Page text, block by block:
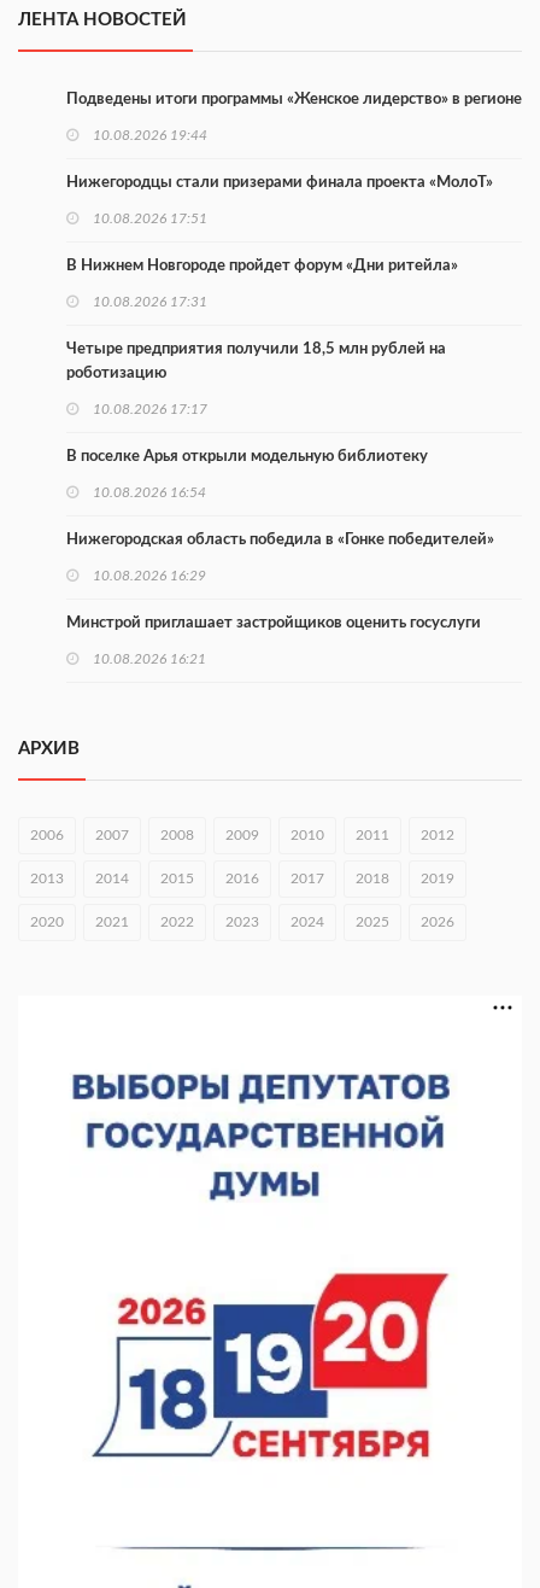
ЛЕНТА НОВОСТЕЙ
Подведены итоги программы «Женское лидерство» в регионе
10.08.2026 19:44
Нижегородцы стали призерами финала проекта «МолоТ»
10.08.2026 17:51
В Нижнем Новгороде пройдет форум «Дни ритейла»
10.08.2026 17:31
Четыре предприятия получили 18,5 млн рублей на
роботизацию
10.08.2026 17:17
В поселке Арья открыли модельную библиотеку
10.08.2026 16:54
Нижегородская область победила в «Гонке победителей»
10.08.2026 16:29
Минстрой приглашает застройщиков оценить госуслуги
10.08.2026 16:21
нас»
10.08.2026 13:53
В Нижнем Новгороде сформировали группу добровольцев
«Заповедные кварталы» отметят День города в Нижнем
10.08.2026 11:53
АРХИВ
2006 2007 2008 2009 2010 2011 2012
2013 2014 2015 2016 2017 2018 2019
2020 2021 2022 2023 2024 2025 2026